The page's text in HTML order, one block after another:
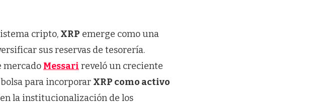
cripto, XRP emerge como una
sus reservas de tesorería.
mercado Messari reveló un creciente
para incorporar XRP como activo
la institucionalización de los